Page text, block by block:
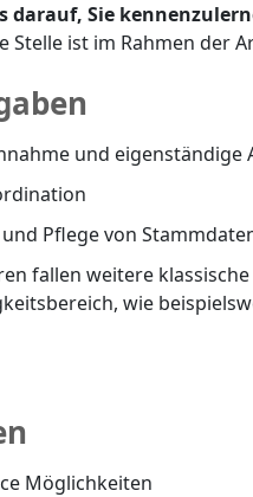
darauf, Sie
Stelle ist im Rahmen der
und eigenständige
Pflege von
fallen weitere
wie
Möglichkeiten